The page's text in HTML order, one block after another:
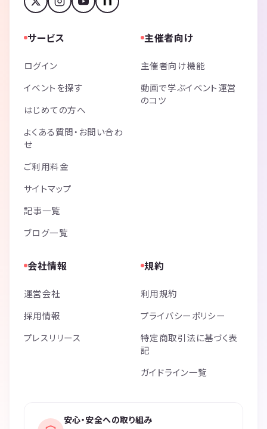
サービス
ログイン
イベントを探す
はじめての方へ
よくある質問・お問い合わ
せ
ご利用料金
サイトマップ
記事一覧
ブログ一覧
主催者向け
主催者向け機能
動画で学ぶイベント運営
のコツ
会社情報
運営会社
採用情報
プレスリリース
規約
利用規約
プライバシーポリシー
特定商取引法に基づく表
記
ガイドライン一覧
安心・安全への取り組み